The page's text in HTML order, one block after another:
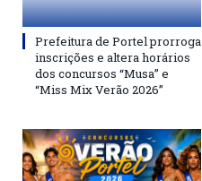
Prefeitura de Portel prorroga
inscrições e altera horários
dos concursos “Musa” e
“Miss Mix Verão 2026”